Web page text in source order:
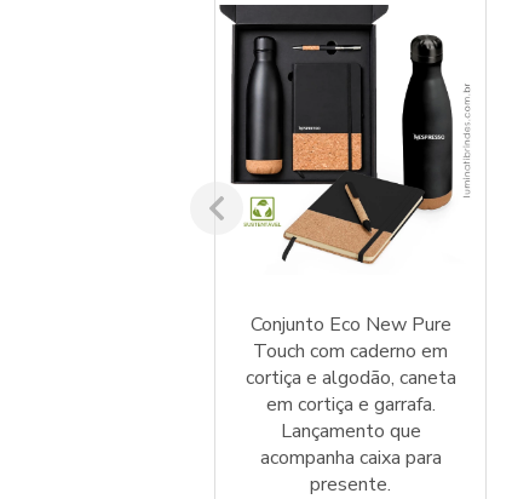
Conjunto Eco New Pure
Touch com caderno em
cortiça e algodão, caneta
em cortiça e garrafa.
Lançamento que
acompanha caixa para
presente.